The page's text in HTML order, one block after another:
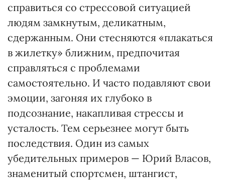
справиться со стрессовой ситуацией
людям замкнутым, деликатным,
сдержанным. Они стесняются «плакаться
в жилетку» ближним, предпочитая
справляться с проблемами
самостоятельно. И часто подавляют свои
эмоции, загоняя их глубоко в
подсознание, накапливая стрессы и
усталость. Тем серьезнее могут быть
последствия. Один из самых
убедительных примеров — Юрий Власов,
знаменитый спортсмен, штангист,